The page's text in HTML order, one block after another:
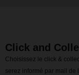
Click and
Choisissez le click &
serez informé par mail de